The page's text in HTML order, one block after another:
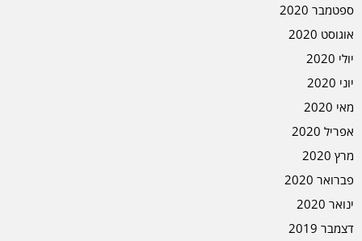
ספטמבר 2020
אוגוסט 2020
יולי 2020
יוני 2020
מאי 2020
אפריל 2020
מרץ 2020
פברואר 2020
ינואר 2020
דצמבר 2019